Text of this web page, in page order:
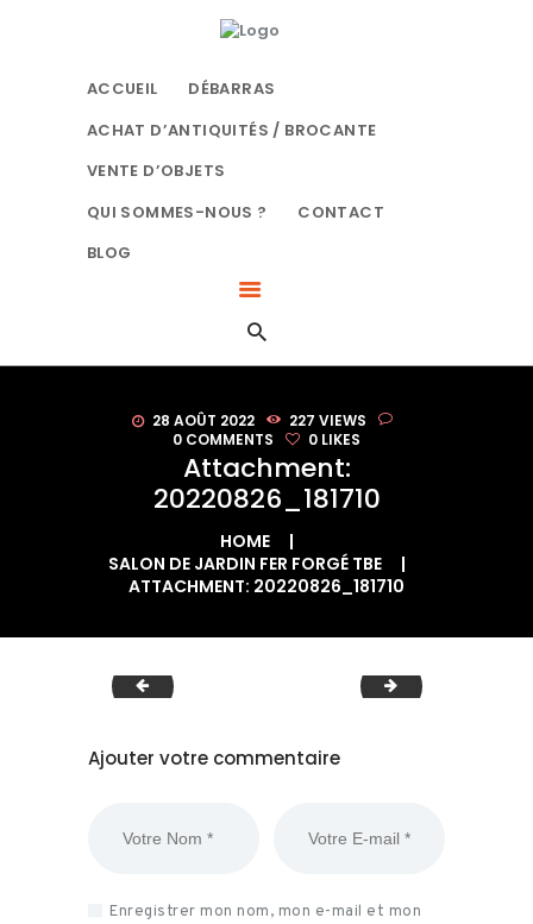
ACCUEIL
DÉBARRAS
ACHAT D’ANTIQUITÉS / BROCANTE
VENTE D’OBJETS
QUI SOMMES-NOUS ?
CONTACT
BLOG
28 AOÛT 2022 227 VIEWS
0 COMMENTS 0 LIKES
Attachment:
20220826_181710
HOME
SALON DE JARDIN FER FORGÉ TBE
ATTACHMENT: 20220826_181710
SPÉCIALISTES DU DÉBARRAS À ROUEN
ACHAT
D’ANTIQUITÉS /
BROCANTE
20220826_180944
Ajouter votre commentaire
Enregistrer mon nom, mon e-mail et mon